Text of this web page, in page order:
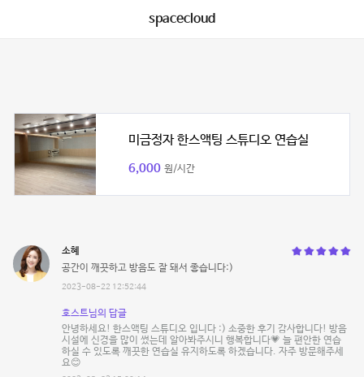
spacecloud
미금정자 한스액팅 스튜디오 연습실
6,000 원/시간
소혜
공간이 깨끗하고 방음도 잘 돼서 좋습니다:)
2023-08-22 12:52:44
호스트님의 답글
안녕하세요! 한스액팅 스튜디오 입니다 :) 소중한 후기 감사합니다! 방음
시설에 신경을 많이 썼는데 알아봐주시니 행복합니다💗 늘 편안한 연습
하실 수 있도록 깨끗한 연습실 유지하도록 하겠습니다. 자주 방문해주세
요😊